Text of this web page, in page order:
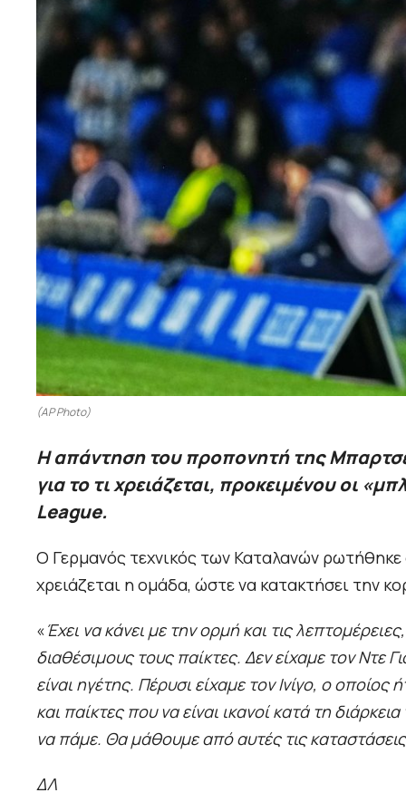
(AP Photo)
Η απάντηση του προπονητή της
για το τι χρειάζεται, προκειμένου οι
League.
Ο Γερμανός τεχνικός των Καταλανών
χρειάζεται η ομάδα, ώστε να κατακτήσει την
«Έχει να κάνει με την ορμή και τις
διαθέσιμους τους παίκτες. Δεν είχαμε τον Ντε
είναι ηγέτης. Πέρυσι είχαμε τον Ινίγο, ο
και παίκτες που να είναι ικανοί κατά τη
να πάμε. Θα μάθουμε από αυτές τις καταστάσεις
ΔΛ